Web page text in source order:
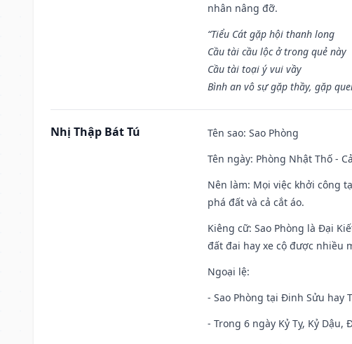
nhân nâng đỡ.
“Tiểu Cát gặp hội thanh long
Cầu tài cầu lộc ở trong quẻ này
Cầu tài toại ý vui vầy
Bình an vô sự gặp thầy, gặp
Nhị Thập Bát Tú Tên sao: Sao Phòng
Tên ngày: Phòng Nhật Thố -
Nên làm: Mọi việc khởi công
phá đất và cả cắt áo.
Kiêng cữ: Sao Phòng là Đại
đất đai hay xe cộ được nhiều
Ngoại lệ:
- Sao Phòng tại Đinh Sửu hay
- Trong 6 ngày Kỷ Tỵ, Kỷ